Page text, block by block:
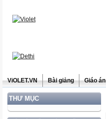
ViOLET.VN Bài giảng Giáo án
THƯ MỤC